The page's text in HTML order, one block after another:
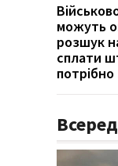
можуть
розшук
сплати